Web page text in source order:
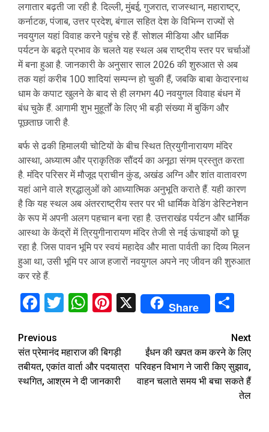
लगातार बढ़ती जा रही है. दिल्ली, मुंबई, गुजरात, राजस्थान, महाराष्ट्र,
कर्नाटक, पंजाब, उत्तर प्रदेश, बंगाल सहित देश के विभिन्न राज्यों से
नवयुगल यहां विवाह करने पहुंच रहे हैं. सोशल मीडिया और धार्मिक
पर्यटन के बढ़ते प्रभाव के चलते यह स्थल अब राष्ट्रीय स्तर पर चर्चाओं
में बना हुआ है. जानकारी के अनुसार साल 2026 की शुरुआत से अब
तक यहां करीब 100 शादियां सम्पन्न हो चुकी हैं, जबकि बाबा केदारनाथ
धाम के कपाट खुलने के बाद से ही लगभग 40 नवयुगल विवाह बंधन में
बंध चुके हैं. आगामी शुभ मुहूर्तों के लिए भी बड़ी संख्या में बुकिंग और
पूछताछ जारी है.
बर्फ से ढकी हिमालयी चोटियों के बीच स्थित त्रियुगीनारायण मंदिर
आस्था, अध्यात्म और प्राकृतिक सौंदर्य का अनूठा संगम प्रस्तुत करता
है. मंदिर परिसर में मौजूद प्राचीन कुंड, अखंड अग्नि और शांत वातावरण
यहां आने वाले श्रद्धालुओं को आध्यात्मिक अनुभूति कराते हैं. यही कारण
है कि यह स्थल अब अंतरराष्ट्रीय स्तर पर भी धार्मिक वेडिंग डेस्टिनेशन
के रूप में अपनी अलग पहचान बना रहा है. उत्तराखंड पर्यटन और धार्मिक
आस्था के केंद्रों में त्रियुगीनारायण मंदिर तेजी से नई ऊंचाइयों को छू
रहा है. जिस पावन भूमि पर स्वयं महादेव और माता पार्वती का दिव्य मिलन
हुआ था, उसी भूमि पर आज हजारों नवयुगल अपने नए जीवन की शुरुआत
कर रहे हैं.
Facebook
Twitter
WhatsApp
Pinterest
X Share
Continue
Reading
Previous
संत प्रेमानंद महाराज की बिगड़ी
तबीयत, एकांत वार्ता और पदयात्रा
स्थगित, आश्रम ने दी जानकारी
Next
ईंधन की खपत कम करने के लिए
परिवहन विभाग ने जारी किए सुझाव,
वाहन चलाते समय भी बचा सकते हैं
तेल